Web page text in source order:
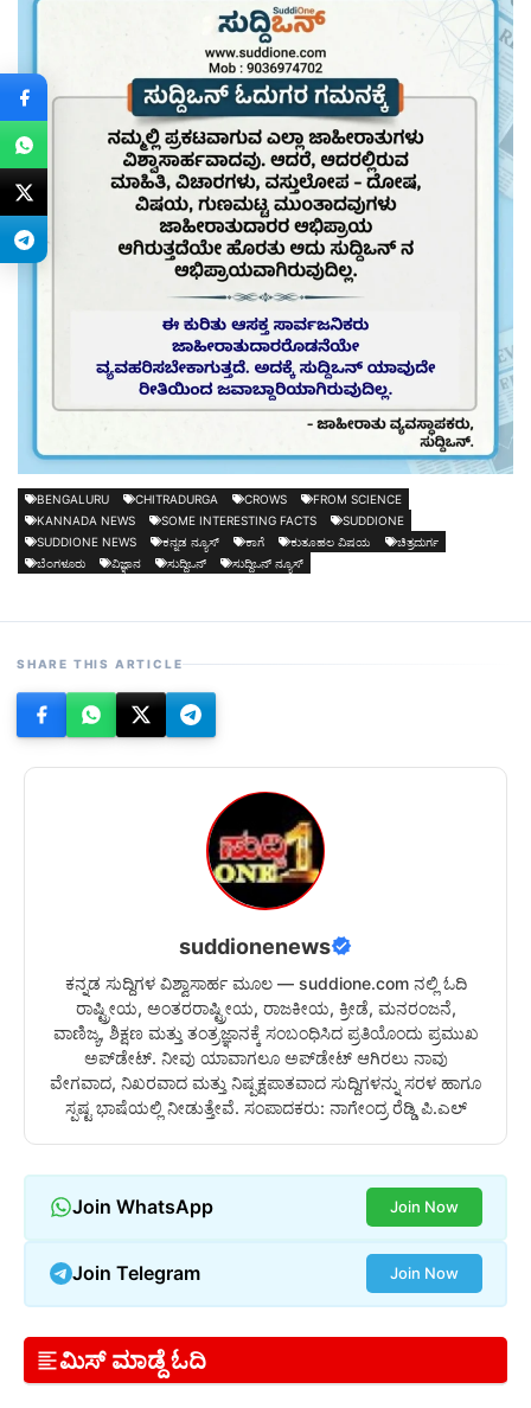
BENGALURU CHITRADURGA CROWS
FROM SCIENCE
KANNADA NEWS
SOME INTERESTING FACTS
SUDDIONE
SUDDIONE NEWS
ಕನ್ನಡ ನ್ಯೂಸ್ ಕಾಗೆ ಕುತೂಹಲ ವಿಷಯ
ಚಿತ್ರದುರ್ಗ
ಬೆಂಗಳೂರು
ವಿಜ್ಞಾನ ಸುದ್ದಿಒನ್ ಸುದ್ದಿಒನ್ ನ್ಯೂಸ್
SHARE THIS ARTICLE
suddionenews
ಕನ್ನಡ ಸುದ್ದಿಗಳ ವಿಶ್ವಾಸಾರ್ಹ ಮೂಲ — suddione.com ನಲ್ಲಿ ಓದಿ
ರಾಷ್ಟ್ರೀಯ, ಅಂತರರಾಷ್ಟ್ರೀಯ, ರಾಜಕೀಯ, ಕ್ರೀಡೆ, ಮನರಂಜನೆ,
ವಾಣಿಜ್ಯ, ಶಿಕ್ಷಣ ಮತ್ತು ತಂತ್ರಜ್ಞಾನಕ್ಕೆ ಸಂಬಂಧಿಸಿದ ಪ್ರತಿಯೊಂದು ಪ್ರಮುಖ
ಅಪ್‌ಡೇಟ್. ನೀವು ಯಾವಾಗಲೂ ಅಪ್‌ಡೇಟ್ ಆಗಿರಲು ನಾವು
ವೇಗವಾದ, ನಿಖರವಾದ ಮತ್ತು ನಿಷ್ಪಕ್ಷಪಾತವಾದ ಸುದ್ದಿಗಳನ್ನು ಸರಳ ಹಾಗೂ
ಸ್ಪಷ್ಟ ಭಾಷೆಯಲ್ಲಿ ನೀಡುತ್ತೇವೆ. ಸಂಪಾದಕರು: ನಾಗೇಂದ್ರ ರೆಡ್ಡಿ ಪಿ.ಎಲ್
Join WhatsApp Join Now
Join Telegram Join Now
ಮಿಸ್ ಮಾಡ್ದೆ ಓದಿ